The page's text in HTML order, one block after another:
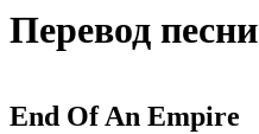
Перевод песни
End Of An Empire